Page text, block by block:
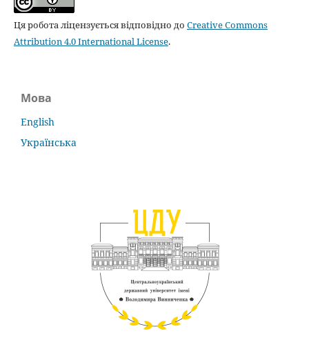
Ця робота ліцензується відповідно до Creative Commons
Attribution 4.0 International License.
Мова
English
Українська